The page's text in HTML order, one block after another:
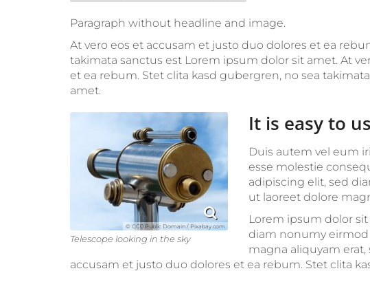
Paragraph without headline and image.
At vero eos et accusam et justo duo dolores et ea
takimata sanctus est Lorem ipsum dolor sit amet. At
et ea rebum. Stet clita kasd gubergren, no sea
amet.
© CC0 Public Domain / Pixabay.com
Telescope looking in the sky
It is easy to
Duis autem vel eum
esse molestie
adipiscing elit, sed
ut laoreet dolore
Lorem ipsum dolor
diam nonumy
magna aliquyam
accusam et justo duo dolores et ea rebum. Stet clita